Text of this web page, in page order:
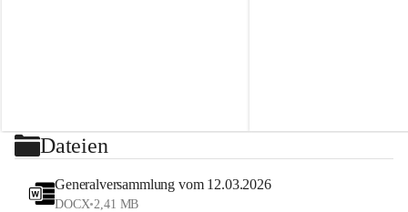
⏰ Nennschluss: 27. Juli 2026, 23:59 Uhr
Jetzt anmelden und Tennis, Kulinarik und
Sommerstimmung erleben!
#StyrianGrandSlam
#allyouneedisballs
Dateien
Generalversammlung vom 12.03.2026
DOCX•2,41 MB